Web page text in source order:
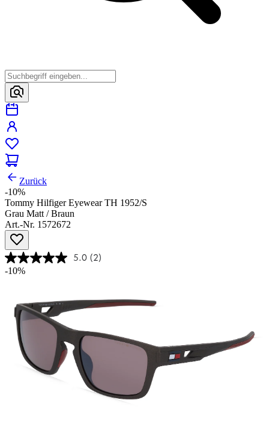
Zurück
-10%
Tommy Hilfiger Eyewear TH 1952/S
Grau Matt / Braun
Art.-Nr. 1572672
5.0 (2)
-10%